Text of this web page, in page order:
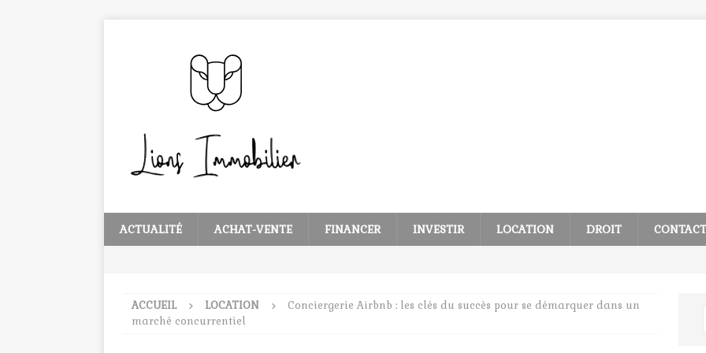
ACTUALITÉ ACHAT-VENTE FINANCER INVESTIR LOCATION DROIT CONTACT
ACCUEIL LOCATION
Conciergerie Airbnb : les clés du succès pour se démarquer dans un
marché concurrentiel